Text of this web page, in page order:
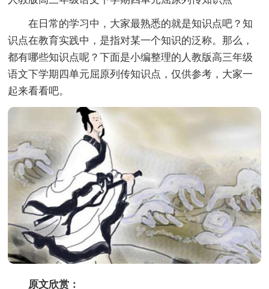
在日常的学习中，大家最熟悉的就是知识点吧？知
识点在教育实践中，是指对某一个知识的泛称。那么，
都有哪些知识点呢？下面是小编整理的人教版高三年级
语文下学期四单元屈原列传知识点，仅供参考，大家一
起来看看吧。
原文欣赏：